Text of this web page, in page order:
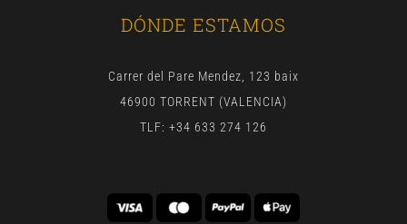
DÓNDE ESTAMOS
Carrer del Pare Mendez, 123 baix
46900 TORRENT (VALENCIA)
TLF: +34 633 274 126